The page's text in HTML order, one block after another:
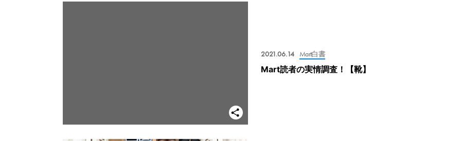
2021.06.14 Mart白書
Mart読者の実情調査！【靴】